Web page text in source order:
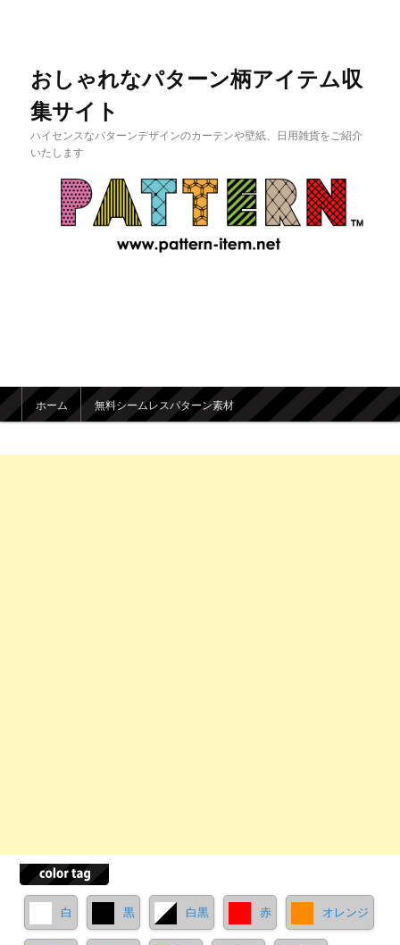
おしゃれなパターン柄アイテム収
集サイト
ハイセンスなパターンデザインのカーテンや壁紙、日用雑貨をご紹介
いたします
メインメニュー
メインコンテンツへ移動
サブコンテンツへ移動
ホーム 無料シームレスパターン素材
白 黒 白黒 赤 オレンジ